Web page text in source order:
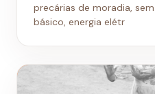
precárias de moradia,
básico, energia elétr